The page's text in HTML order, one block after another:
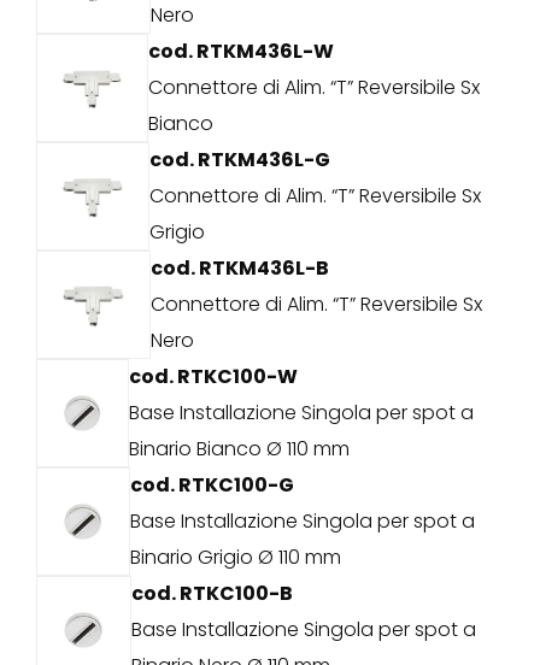
Nero
cod. RTKM436L-W
Connettore di Alim. “T” Reversibile Sx
Bianco
cod. RTKM436L-G
Connettore di Alim. “T” Reversibile Sx
Grigio
cod. RTKM436L-B
Connettore di Alim. “T” Reversibile Sx
Nero
cod. RTKC100-W
Base Installazione Singola per spot a
Binario Bianco Ø 110 mm
cod. RTKC100-G
Base Installazione Singola per spot a
Binario Grigio Ø 110 mm
cod. RTKC100-B
Base Installazione Singola per spot a